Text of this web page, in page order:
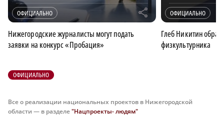
ОФИЦИАЛЬНО r
Нижегородские журналисты могут подать
заявки на конкурс «Пробация»
ОФИЦИАЛЬНО
Глеб Никитин
физкультурника
ОФИЦИАЛЬНО
Все о реализации национальных проектов в Нижегородской
области — в разделе"Нацпроекты- людям"